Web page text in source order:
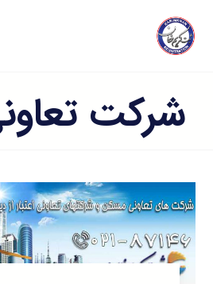
شرکت